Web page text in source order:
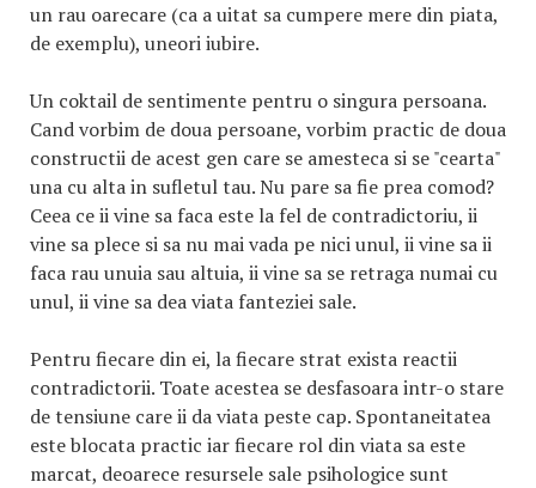
un rau oarecare (ca a uitat sa cumpere mere din piata,
de exemplu), uneori iubire.
Un coktail de sentimente pentru o singura persoana.
Cand vorbim de doua persoane, vorbim practic de doua
constructii de acest gen care se amesteca si se "cearta"
una cu alta in sufletul tau. Nu pare sa fie prea comod?
Ceea ce ii vine sa faca este la fel de contradictoriu, ii
vine sa plece si sa nu mai vada pe nici unul, ii vine sa ii
faca rau unuia sau altuia, ii vine sa se retraga numai cu
unul, ii vine sa dea viata fanteziei sale.
Pentru fiecare din ei, la fiecare strat exista reactii
contradictorii. Toate acestea se desfasoara intr-o stare
de tensiune care ii da viata peste cap. Spontaneitatea
este blocata practic iar fiecare rol din viata sa este
marcat, deoarece resursele sale psihologice sunt